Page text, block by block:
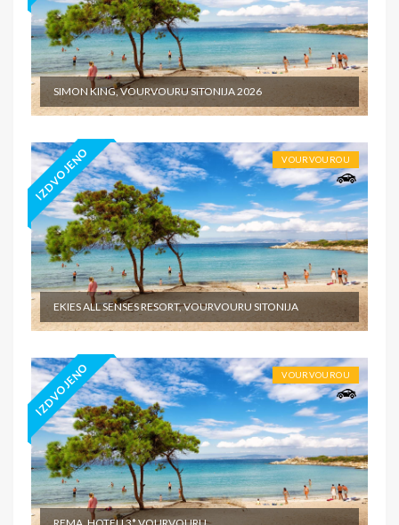
SIMON KING, VOURVOURU SITONIJA 2026
IZDVOJENO VOURVOUROU
EKIES ALL SENSES RESORT, VOURVOURU SITONIJA
IZDVOJENO VOURVOUROU